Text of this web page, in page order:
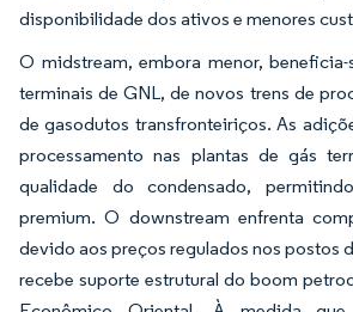
disponibilidade dos ativos e menores
O midstream, embora menor,
terminais de GNL, de novos trens de
de gasodutos transfronteiriços. As
processamento nas plantas de gás
qualidade do condensado,
premium. O downstream enfrenta
devido aos preços regulados nos postos
recebe suporte estrutural do boom